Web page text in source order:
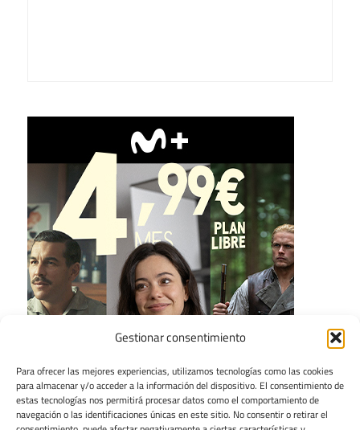
Gestionar consentimiento
Para ofrecer las mejores experiencias, utilizamos tecnologías como las cookies
para almacenar y/o acceder a la información del dispositivo. El consentimiento de
estas tecnologías nos permitirá procesar datos como el comportamiento de
navegación o las identificaciones únicas en este sitio. No consentir o retirar el